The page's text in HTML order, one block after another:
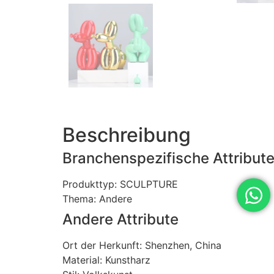
Beschreibung
Branchenspezifische Attribute
Produkttyp: SCULPTURE
Thema: Andere
Andere Attribute
Ort der Herkunft: Shenzhen, China
Material: Kunstharz